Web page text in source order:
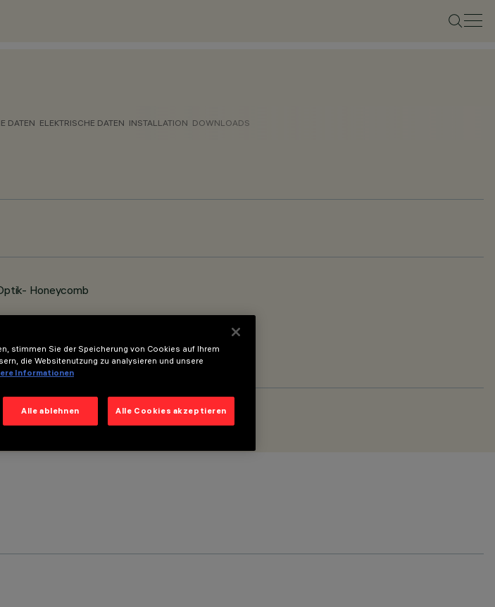
DATEN ELEKTRISCHE DATEN INSTALLATION DOWNLOADS
Honeycomb
stimmen Sie der Speicherung von Cookies auf Ihrem
die Websitenutzung zu analysieren und unsere
Informationen
Alle ablehnen Alle Cookies akzeptieren